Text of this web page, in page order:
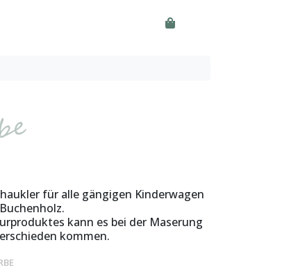
für alle gängigen Kinderwagen
kann es bei der Maserung
kommen.